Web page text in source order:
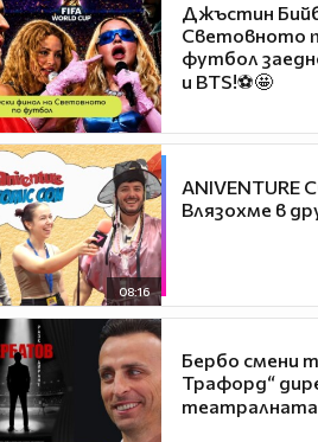
Джъстин
Световното
футбол
и BTS!⚽🤩
08:16
ANIVENTURE
Влязохме в
Бербо смени
Трафорд“
театралната